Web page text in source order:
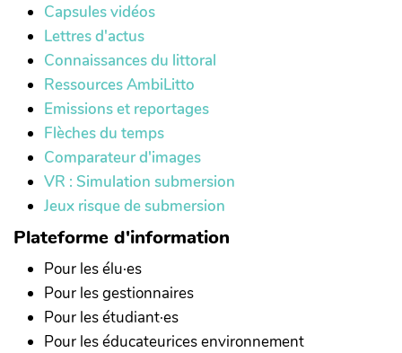
Capsules vidéos
Lettres d'actus
Connaissances du littoral
Ressources AmbiLitto
Emissions et reportages
Flèches du temps
Comparateur d'images
VR : Simulation submersion
Jeux risque de submersion
Plateforme d'information
Pour les élu·es
Pour les gestionnaires
Pour les étudiant·es
Pour les éducateurices environnement